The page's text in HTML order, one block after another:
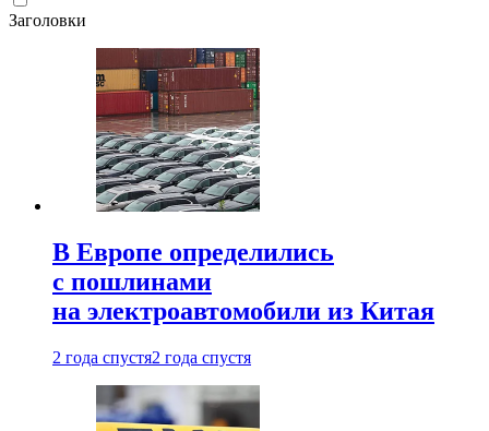
Заголовки
В Европе определились
с пошлинами
на электроавтомобили из Китая
2 года спустя2 года спустя